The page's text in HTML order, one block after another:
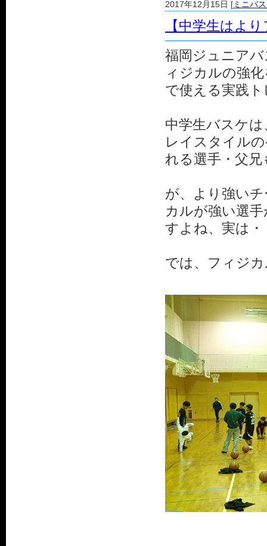
2017年12月15日 [ミニバ
【中学生はよ
福岡ジュニア
ィジカルの強
で使える実践
中学生バスケ
レイスタイル
れる選手・父
が、より強い
カルが強い選
すよね、実は・
では、フィジ